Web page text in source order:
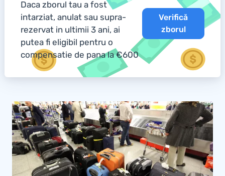
Daca zborul tau a fost
intarziat, anulat sau supra-
rezervat in ultimii 3 ani, ai
putea fi eligibil pentru o
compensatie de pana la €600
Verifică
zborul